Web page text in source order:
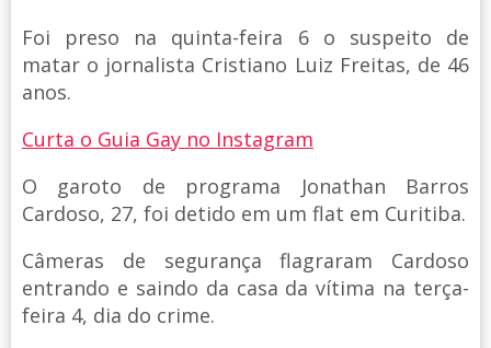
Foi preso na quinta-feira 6 o suspeito de
matar o jornalista Cristiano Luiz Freitas, de 46
anos.
Curta o Guia Gay no Instagram
O garoto de programa Jonathan Barros
Cardoso, 27, foi detido em um flat em Curitiba.
Câmeras de segurança flagraram Cardoso
entrando e saindo da casa da vítima na terça-
feira 4, dia do crime.